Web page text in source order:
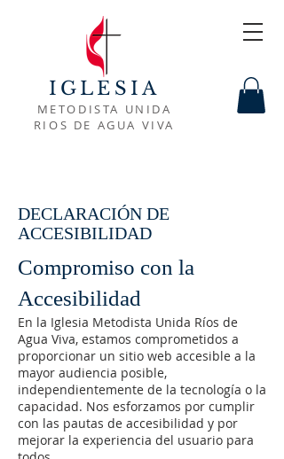
IGLESIA
METODISTA UNIDA
RIOS DE AGUA VIVA
DECLARACIÓN DE
ACCESIBILIDAD
Compromiso con la
Accesibilidad
En la Iglesia Metodista Unida Ríos de
Agua Viva, estamos comprometidos a
proporcionar un sitio web accesible a la
mayor audiencia posible,
independientemente de la tecnología o la
capacidad. Nos esforzamos por cumplir
con las pautas de accesibilidad y por
mejorar la experiencia del usuario para